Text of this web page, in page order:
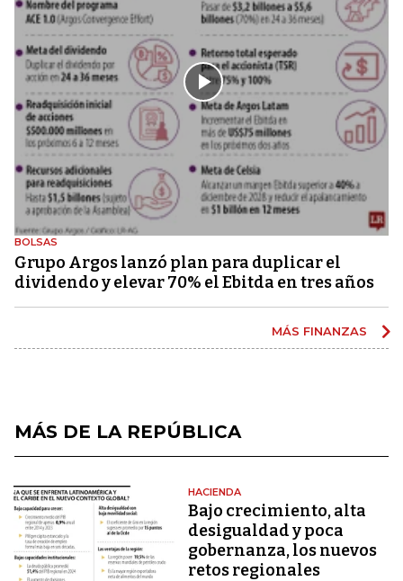
BOLSAS
Grupo Argos lanzó plan para duplicar el
dividendo y elevar 70% el Ebitda en tres años
MÁS FINANZAS
MÁS DE LA REPÚBLICA
HACIENDA
Bajo crecimiento, alta
desigualdad y poca
gobernanza, los nuevos
retos regionales